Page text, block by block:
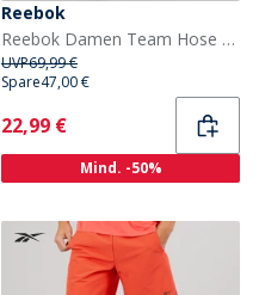
Reebok
Reebok Damen Team Hose Schwarz
UVP69,99 €
Spare47,00 €
Current
22,99 €
Mind. -50%